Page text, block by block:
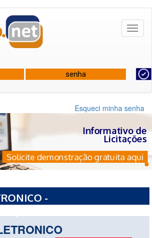
Esqueci minha senha
Informativo de
Licitações
Solicite demonstração gratuita aqui
-